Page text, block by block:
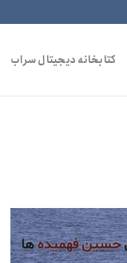
کتابخانه دیجیتال سراب